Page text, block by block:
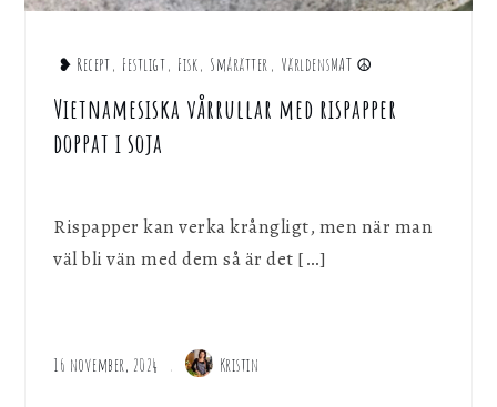
❥ Recept, Festligt, Fisk, Smårätter , VärldensMAT ☮︎
Vietnamesiska vårrullar med rispapper
doppat i soja
Rispapper kan verka krångligt, men när man
väl bli vän med dem så är det […]
16 november, 2024 Kristin